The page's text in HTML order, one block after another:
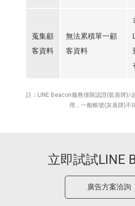
蒐集顧
客資料
無法累積單一顧
客資料
註：LINE Beacon服務僅限認證(藍盾牌)/
用，一般帳號(灰盾牌)不
立即試試LINE
廣告方案洽詢